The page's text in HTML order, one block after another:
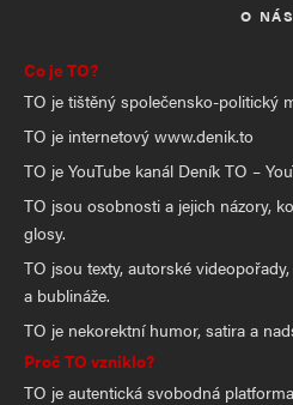
O NÁS
Co je TO?
TO je tištěný společensko-politický
TO je internetový www.denik.to
TO je YouTube kanál Deník TO –
TO jsou osobnosti a jejich názory,
glosy.
TO jsou texty, autorské
a bublináže.
TO je nekorektní humor, satira a
Proč TO vzniklo?
TO je autentická svobodná